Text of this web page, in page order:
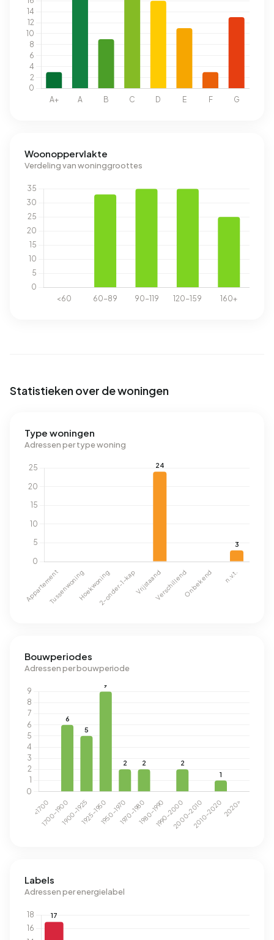
Woonoppervlakte
Verdeling van woninggroottes
Statistieken over de woningen
Type woningen
Adressen per type woning
Bouwperiodes
Adressen per bouwperiode
Labels
Adressen per energielabel